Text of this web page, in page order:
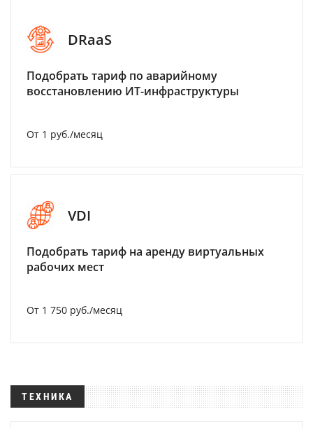
DRaaS
Подобрать тариф по аварийному
восстановлению ИТ-инфраструктуры
От 1 руб./месяц
VDI
Подобрать тариф на аренду виртуальных
рабочих мест
От 1 750 руб./месяц
ТЕХНИКА